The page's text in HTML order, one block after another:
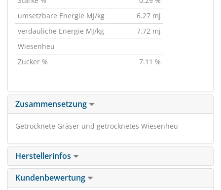
umsetzbare Energie MJ/kg
6.27 mj
verdauliche Energie MJ/kg
7.72 mj
Wiesenheu
Zucker %
7.11 %
Zusammensetzung
Getrocknete Gräser und getrocknetes Wiesenheu
Herstellerinfos
Kundenbewertung